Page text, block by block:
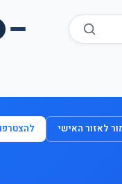
לאזור האישי